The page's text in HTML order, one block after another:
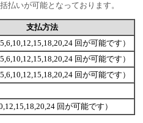
払いが可能となっております。
支払方法
回が可能です）
回が可能です）
回が可能です）
回が可能です）